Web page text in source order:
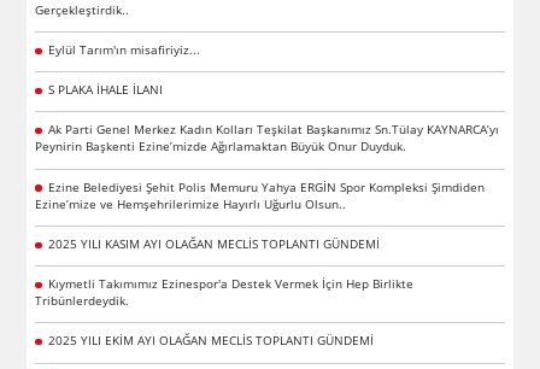
Gerçekleştirdik..
Eylül Tarım'ın misafiriyiz...
S PLAKA İHALE İLANI
Ak Parti Genel Merkez Kadın Kolları Teşkilat Başkanımız Sn.Tülay KAYNARCA’yı
Peynirin Başkenti Ezine’mizde Ağırlamaktan Büyük Onur Duyduk.
Ezine Belediyesi Şehit Polis Memuru Yahya ERGİN Spor Kompleksi Şimdiden
Ezine’mize ve Hemşehrilerimize Hayırlı Uğurlu Olsun..
2025 YILI KASIM AYI OLAĞAN MECLİS TOPLANTI GÜNDEMİ
Kıymetli Takımımız Ezinespor'a Destek Vermek İçin Hep Birlikte
Tribünlerdeydik.
2025 YILI EKİM AYI OLAĞAN MECLİS TOPLANTI GÜNDEMİ